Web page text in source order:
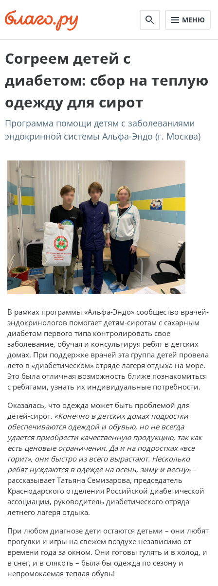
МЕНЮ
Согреем детей с
диабетом: сбор на теплую
одежду для сирот
Программа помощи детям с заболеваниями
эндокринной системы Альфа-Эндо (г. Москва)
В рамках программы «Альфа-Эндо» сообщество врачей-
эндокринологов помогает детям-сиротам с сахарным
диабетом первого типа контролировать свое
заболевание, обучая и консультируя ребят в детских
домах. При поддержке врачей эта группа детей провела
лето в «диабетическом» отряде лагеря отдыха на море.
Это была отличная возможность ближе познакомиться
с ребятами, узнать их индивидуальные потребности.
Оказалась, что одежда может быть проблемой для
детей-сирот. «Конечно в детских домах подростки
обеспечиваются одеждой и обувью, но не всегда
удается приобрести качественную продукцию, так как
есть ценовые ограничения. Да и на подростках «все
горит», они быстро из всего вырастают. Несколько
ребят нуждаются в одежде на осень, зиму и весну»–
рассказывает Татьяна Семизарова, председатель
Краснодарского отделения Российской диабетической
ассоциации, руководитель диабетического отряда
летнего лагеря отдыха.
При любом диагнозе дети остаются детьми – они любят
прогулки и игры на свежем воздухе независимо от
времени года за окном. Они готовы гулять и в холод, и
в снег, и в слякоть – была бы одежда по сезону и
непромокаемая теплая обувь!